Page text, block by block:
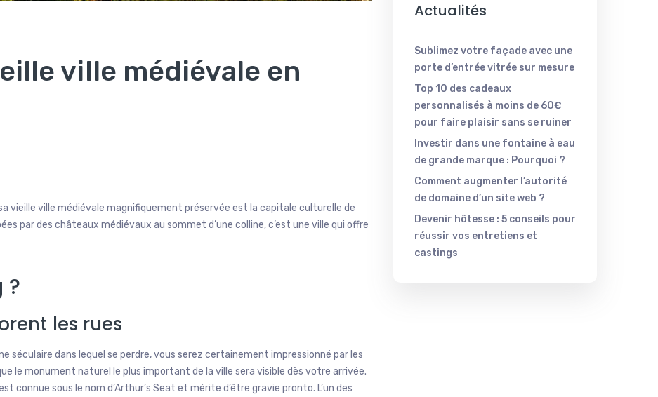
ville médiévale en
vieille ville médiévale magnifiquement préservée est la capitale culturelle de
par des châteaux médiévaux au sommet d’une colline, c’est une ville qui offre
?
les rues
séculaire dans lequel se perdre, vous serez certainement impressionné par les
le monument naturel le plus important de la ville sera visible dès votre arrivée.
connue sous le nom d’Arthur’s Seat et mérite d’être gravie pronto. L’un des
Actualités
Sublimez votre façade avec une
porte d’entrée vitrée sur mesure
Top 10 des cadeaux
personnalisés à moins de 60€
pour faire plaisir sans se ruiner
Investir dans une fontaine à eau
de grande marque : Pourquoi ?
Comment augmenter l’autorité
de domaine d’un site web ?
Devenir hôtesse : 5 conseils pour
réussir vos entretiens et
castings